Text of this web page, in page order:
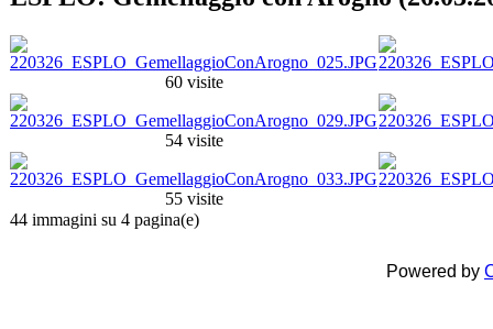
60 visite
54 visite
55 visite
44 immagini su 4 pagina(e)
Powered by